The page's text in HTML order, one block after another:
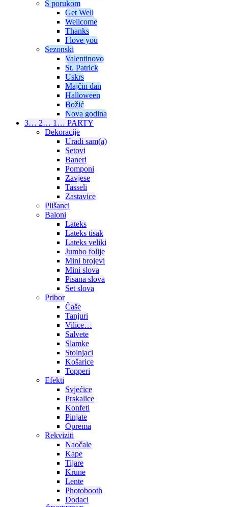
S porukom
Get Well
Wellcome
Thanks
I love you
Sezonski
Valentinovo
St. Patrick
Uskrs
Majčin dan
Halloween
Božić
Nova godina
3… 2… 1… PARTY
Dekoracije
Uradi sam(a)
Setovi
Baneri
Pomponi
Zavjese
Tasseli
Zastavice
Plišanci
Baloni
Lateks
Lateks tisak
Lateks veliki
Jumbo folije
Mini brojevi
Mini slova
Pisana slova
Set slova
Pribor
Čaše
Tanjuri
Vilice…
Salvete
Slamke
Stolnjaci
Košarice
Topperi
Efekti
Svjećice
Prskalice
Konfeti
Pinjate
Oprema
Rekviziti
Naočale
Kape
Tijare
Krune
Lente
Photobooth
Dodaci